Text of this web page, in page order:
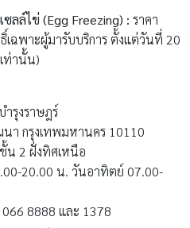
8888 และ 1378
บาลกรุงเทพ
กรุงเทพ มีแพทย์ที่ช่วยตรวจ
ละรักษาตามสาเหตุ อาทิ การให้
าตัด หรือคัดเชื้อฉีดเข้าโพรงมดลูก
งครรภ์ แพทย์จะพิจารณาการรักษา
เหมาะสม อาทิ เด็กหลอดแก้ว ใน